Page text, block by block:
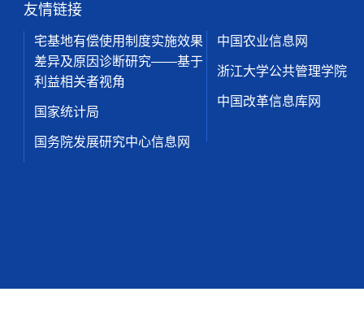
友情链接
宅基地有偿使用制度实施效果
差异及原因诊断研究——基于
利益相关者视角
国家统计局
国务院发展研究中心信息网
中国农业信息网
浙江大学公共管理学院
中国改革信息库网